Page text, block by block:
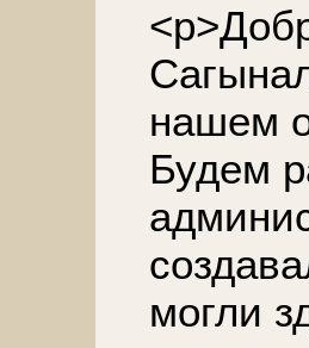
нашем
Будем
могли